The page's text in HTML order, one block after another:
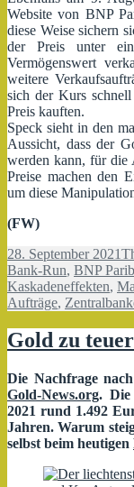
Website von BNP
diese Weise sichern
der Preis unter
Vermögenswert
weitere
sich der Kurs
Preis kauften.
Speck sieht in den
Aussicht, dass der
werden kann, für die
Preise machen den
um diese
(FW)
Veröffentlicht
am
28. September 2021
Bank-Run, BNP
Kaskadeneffekten,
Aufträge,
Gold zu
Die Nachfrage
Gold-News.org. Die
2021 rund 1.492
Jahren. Warum
selbst beim heutigen